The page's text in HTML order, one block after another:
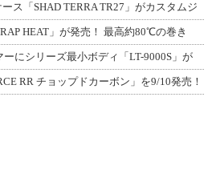
ス「SHAD TERRA TR27」がカスタムジ
HEAT」が発売！ 最高約80℃の巻き
ーにシリーズ最小ボディ「LT-9000S」が
RR チョップドカーボン」を9/10発売！